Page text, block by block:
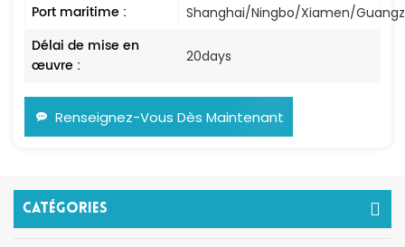
Port maritime : Shanghai/Ningbo/Xiamen/
Délai de mise en
œuvre :
20days
Renseignez-Vous Dès Maintenant
Catégories